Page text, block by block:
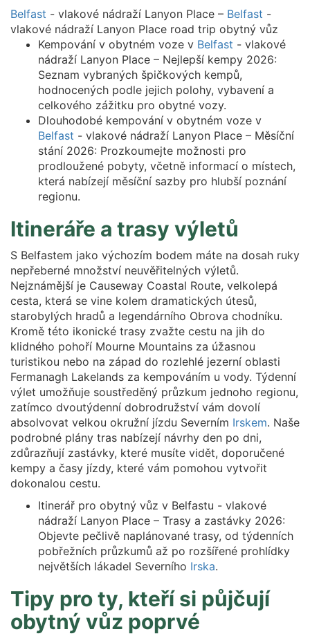
Belfast - vlakové nádraží Lanyon Place – Belfast -
vlakové nádraží Lanyon Place road trip obytný vůz
Kempování v obytném voze v Belfast - vlakové
nádraží Lanyon Place – Nejlepší kempy 2026:
Seznam vybraných špičkových kempů,
hodnocených podle jejich polohy, vybavení a
celkového zážitku pro obytné vozy.
Dlouhodobé kempování v obytném voze v
Belfast - vlakové nádraží Lanyon Place – Měsíční
stání 2026: Prozkoumejte možnosti pro
prodloužené pobyty, včetně informací o místech,
která nabízejí měsíční sazby pro hlubší poznání
regionu.
Itineráře a trasy výletů
S Belfastem jako výchozím bodem máte na dosah ruky
nepřeberné množství neuvěřitelných výletů.
Nejznámější je Causeway Coastal Route, velkolepá
cesta, která se vine kolem dramatických útesů,
starobylých hradů a legendárního Obrova chodníku.
Kromě této ikonické trasy zvažte cestu na jih do
klidného pohoří Mourne Mountains za úžasnou
turistikou nebo na západ do rozlehlé jezerní oblasti
Fermanagh Lakelands za kempováním u vody. Týdenní
výlet umožňuje soustředěný průzkum jednoho regionu,
zatímco dvoutýdenní dobrodružství vám dovolí
absolvovat velkou okružní jízdu Severním Irskem. Naše
podrobné plány tras nabízejí návrhy den po dni,
zdůrazňují zastávky, které musíte vidět, doporučené
kempy a časy jízdy, které vám pomohou vytvořit
dokonalou cestu.
Itinerář pro obytný vůz v Belfastu - vlakové
nádraží Lanyon Place – Trasy a zastávky 2026:
Objevte pečlivě naplánované trasy, od týdenních
pobřežních průzkumů až po rozšířené prohlídky
největších lákadel Severního Irska.
Tipy pro ty, kteří si půjčují
obytný vůz poprvé